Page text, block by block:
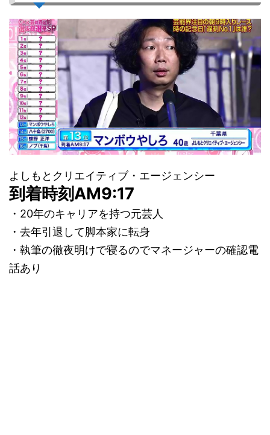
よしもとクリエイティブ・エージェンシー
到着時刻AM9:17
・20年のキャリアを持つ元芸人
・去年引退して脚本家に転身
・執筆の徹夜明けで寝るのでマネージャーの確認電
話あり